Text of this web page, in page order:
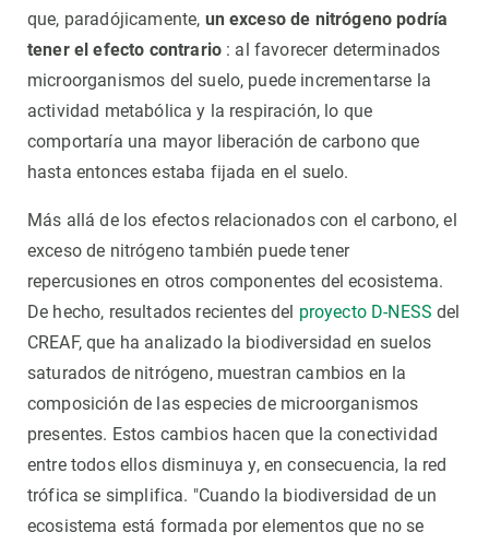
que, paradójicamente, un exceso de nitrógeno podría
tener el efecto contrario : al favorecer determinados
microorganismos del suelo, puede incrementarse la
actividad metabólica y la respiración, lo que
comportaría una mayor liberación de carbono que
hasta entonces estaba fijada en el suelo.
Más allá de los efectos relacionados con el carbono, el
exceso de nitrógeno también puede tener
repercusiones en otros componentes del ecosistema.
De hecho, resultados recientes del proyecto D-NESS del
CREAF, que ha analizado la biodiversidad en suelos
saturados de nitrógeno, muestran cambios en la
composición de las especies de microorganismos
presentes. Estos cambios hacen que la conectividad
entre todos ellos disminuya y, en consecuencia, la red
trófica se simplifica. "Cuando la biodiversidad de un
ecosistema está formada por elementos que no se